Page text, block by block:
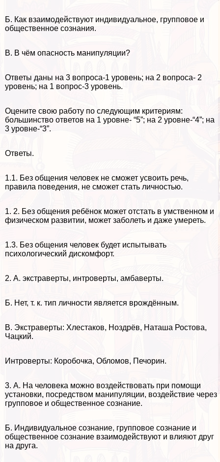
Б. Как взаимодействуют индивидуальное, групповое и
общественное сознания.
В. В чём опасность манипуляции?
Ответы даны на 3 вопроса-1 уровень; на 2 вопроса- 2
уровень; на 1 вопрос-3 уровень.
Оцените свою работу по следующим критериям:
большинство ответов на 1 уровне- “5”; на 2 уровне-“4”; на
3 уровне-“3”.
Ответы.
1.1. Без общения человек не сможет усвоить речь,
правила поведения, не сможет стать личностью.
1. 2. Без общения ребёнок может отстать в умственном и
физическом развитии, может заболеть и даже умереть.
1.3. Без общения человек будет испытывать
психологический дискомфорт.
2. А. экстраверты, интроверты, амбаверты.
Б. Нет, т. к. тип личности является врождённым.
В. Экстраверты: Хлестаков, Ноздрёв, Наташа Ростова,
Чацкий.
Интроверты: Коробочка, Обломов, Печорин.
3. А. На человека можно воздействовать при помощи
установки, посредством манипуляции, воздействие через
групповое и общественное сознание.
Б. Индивидуальное сознание, групповое сознание и
общественное сознание взаимодействуют и влияют друг
на друга.